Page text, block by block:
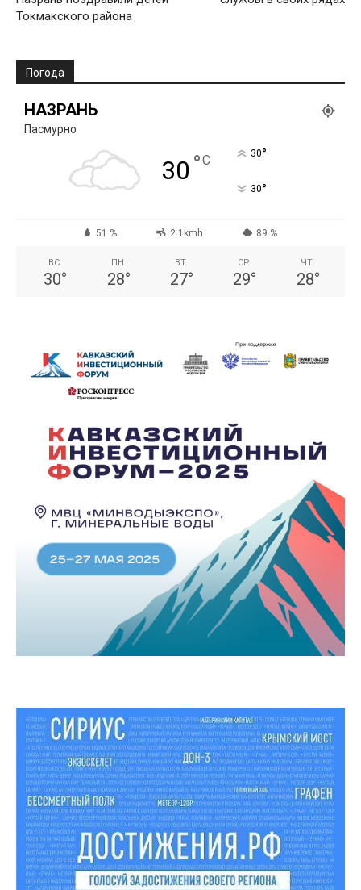
Токмакского района
Погода
НАЗРАНЬ
Пасмурно
30 °C 30°
30°
51 % 2.1kmh 89 %
ВС
30°
ПН
28°
ВТ
27°
СР
29°
ЧТ
28°